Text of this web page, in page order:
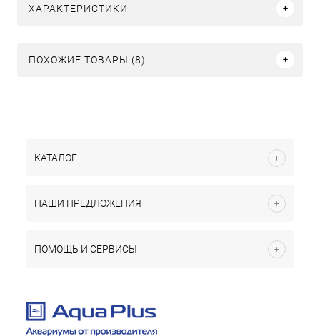
ХАРАКТЕРИСТИКИ
ПОХОЖИЕ ТОВАРЫ (8)
КАТАЛОГ
НАШИ ПРЕДЛОЖЕНИЯ
ПОМОЩЬ И СЕРВИСЫ